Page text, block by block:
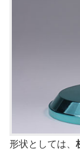
形状としては、